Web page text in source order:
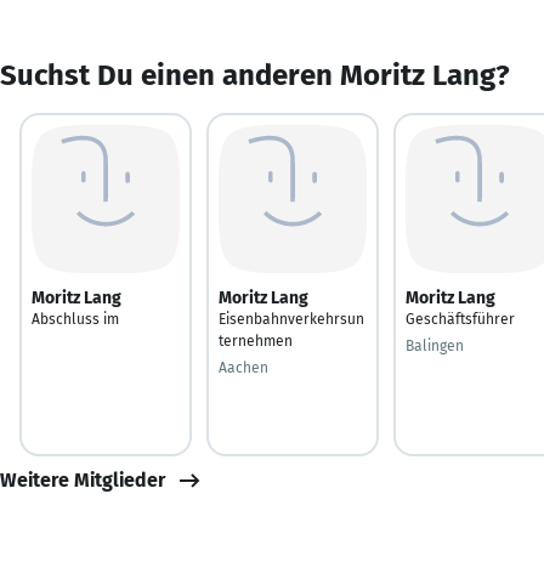
Suchst Du einen anderen Moritz Lang?
Moritz Lang
Abschluss im
Moritz Lang
Eisenbahnverkehrsun
ternehmen
Aachen
Moritz Lang
Geschäftsführer
Balingen
Weitere Mitglieder